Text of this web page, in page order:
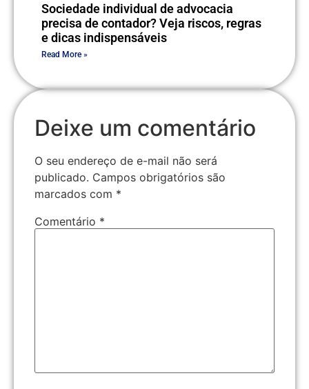
Sociedade individual de advocacia
precisa de contador? Veja riscos, regras
e dicas indispensáveis
Read More »
Deixe um comentário
O seu endereço de e-mail não será
publicado. Campos obrigatórios são
marcados com *
Comentário *